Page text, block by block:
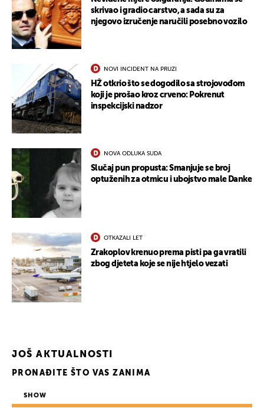
skrivao i gradio carstvo, a sada su za
njegovo izručenje naručili posebno vozilo
NOVI INCIDENT NA PRUZI
HŽ otkrio što se dogodilo sa strojovođom
koji je prošao kroz crveno: Pokrenut
inspekcijski nadzor
NOVA ODLUKA SUDA
Slučaj pun propusta: Smanjuje se broj
optuženih za otmicu i ubojstvo male Danke
OTKAZALI LET
Zrakoplov krenuo prema pisti pa ga vratili
zbog djeteta koje se nije htjelo vezati
JOŠ AKTUALNOSTI
PRONAĐITE ŠTO VAS ZANIMA
SHOW